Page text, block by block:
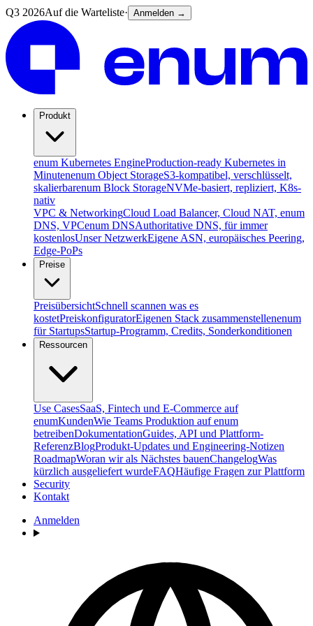
Q3 2026Auf die Warteliste· Anmelden →
Produkt
enum Kubernetes EngineProduction-ready Kubernetes in
Minutenenum Object StorageS3-kompatibel, verschlüsselt,
skalierbarenum Block StorageNVMe-basiert, repliziert, K8s-
nativ
VPC & NetworkingCloud Load Balancer, Cloud NAT, enum
DNS, VPCenum DNSAuthoritative DNS, für immer
kostenlosUnser NetzwerkEigene ASN, europäisches Peering,
Edge-PoPs
Preise
PreisübersichtSchnell scannen was es
kostetPreiskonfiguratorEigenen Stack zusammenstellenenum
für StartupsStartup-Programm, Credits, Sonderkonditionen
Ressourcen
Use CasesSaaS, Fintech und E-Commerce auf
enumKundenWie Teams Produktion auf enum
betreibenDokumentationGuides, API und Plattform-
ReferenzBlogProdukt-Updates und Engineering-Notizen
RoadmapWoran wir als Nächstes bauenChangelogWas
kürzlich ausgeliefert wurdeFAQHäufige Fragen zur Plattform
Security
Kontakt
Anmelden